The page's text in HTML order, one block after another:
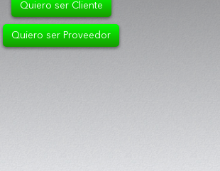
Quiero ser Cliente
Quiero ser Proveedor